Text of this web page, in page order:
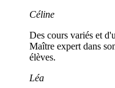
Céline
Des cours variés et
Maître expert dans
élèves.
Léa